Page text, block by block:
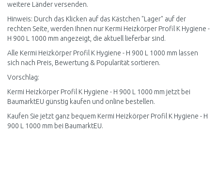
weitere Länder versenden.
Hinweis: Durch das Klicken auf das Kästchen "Lager" auf der
rechten Seite, werden Ihnen nur Kermi Heizkörper Profil K Hygiene -
H 900 L 1000 mm angezeigt, die aktuell lieferbar sind.
Alle Kermi Heizkörper Profil K Hygiene - H 900 L 1000 mm lassen
sich nach Preis, Bewertung & Popularität sortieren.
Vorschlag:
Kermi Heizkörper Profil K Hygiene - H 900 L 1000 mm jetzt bei
BaumarktEU günstig kaufen und online bestellen.
Kaufen Sie jetzt ganz bequem Kermi Heizkörper Profil K Hygiene - H
900 L 1000 mm bei BaumarktEU.